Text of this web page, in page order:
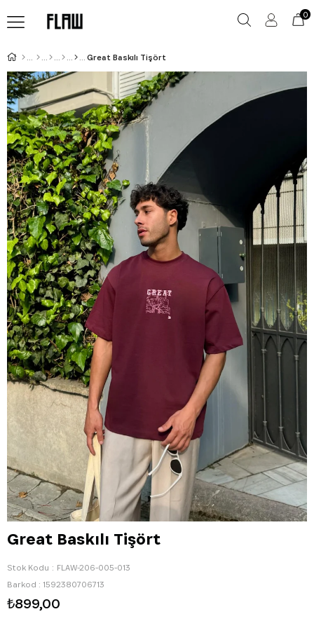
0
Great Baskılı Tişört
Great Baskılı Tişört
Stok Kodu
FLAW-206-005-013
Barkod : 1592380706713
₺899,00